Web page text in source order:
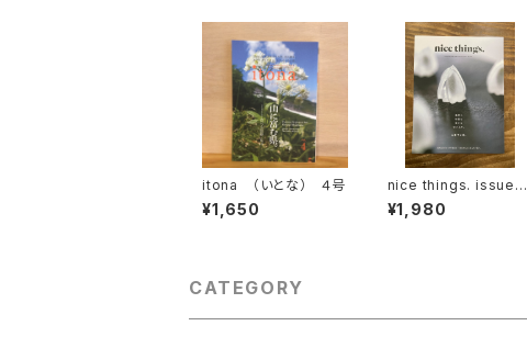
itona （いとな） ４号
¥1,650
nice things. issue7
3
¥1,980
CATEGORY